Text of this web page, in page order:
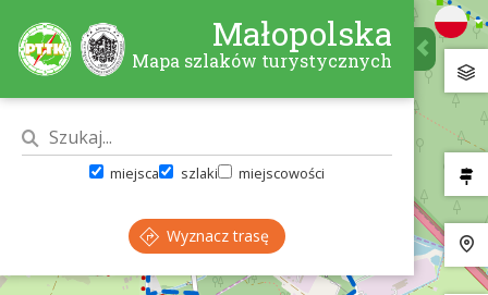
Małopolska
Mapa szlaków turystycznych
miejsca szlaki miejscowości
Wyznacz trasę